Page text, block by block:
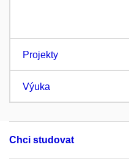
Projekty
Výuka
Chci studovat